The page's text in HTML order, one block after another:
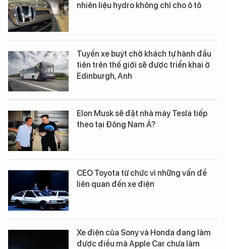
nhiên liệu hydro không chỉ cho ô tô
Tuyến xe buýt chở khách tự hành đầu
tiên trên thế giới sẽ được triển khai ở
Edinburgh, Anh
Elon Musk sẽ đặt nhà máy Tesla tiếp
theo tại Đông Nam Á?
CEO Toyota từ chức vì những vấn đề
liên quan đến xe điện
Xe điện của Sony và Honda đang làm
được điều mà Apple Car chưa làm